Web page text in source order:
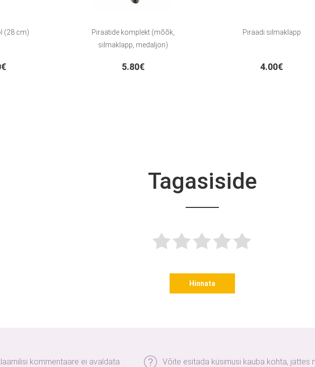
(28 cm)
Piraatide komplekt (mõõk,
silmaklapp, medaljon)
5.80€
Piraadi silmaklapp
4.00€
Tagasiside
Hinnata
kommentaare ei avaldata Võite esitada küsimusi kauba kohta, jättes